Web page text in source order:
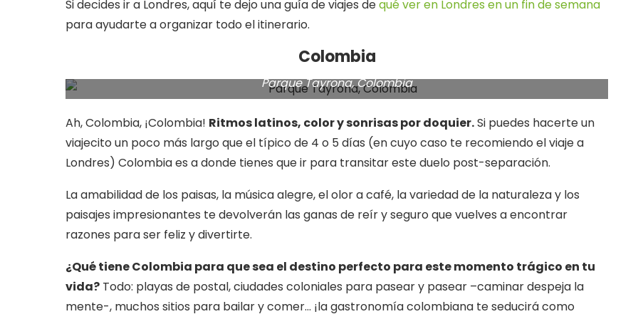
Si decides ir a Londres, aquí te dejo una guía de viajes dequé ver en Londres en un fin de semana
para ayudarte a organizar todo el itinerario.
Colombia
Parque Tayrona, Colombia
Ah, Colombia, ¡Colombia! Ritmos latinos, color y sonrisas por doquier.Si puedes hacerte un
viajecito un poco más largo que el típico de 4 o 5 días (en cuyo caso te recomiendo el viaje a
Londres) Colombia es a donde tienes que ir para transitar este duelo post-separación.
La amabilidad de los paisas, la música alegre, el olor a café, la variedad de la naturaleza y los
paisajes impresionantes te devolverán las ganas de reír y seguro que vuelves a encontrar
razones para ser feliz y divertirte.
¿Qué tiene Colombia para que sea el destino perfecto para este momento trágico en tu
vida? Todo: playas de postal, ciudades coloniales para pasear y pasear –caminar despeja la
mente-, muchos sitios para bailar y comer… ¡la gastronomía colombiana te seducirá como